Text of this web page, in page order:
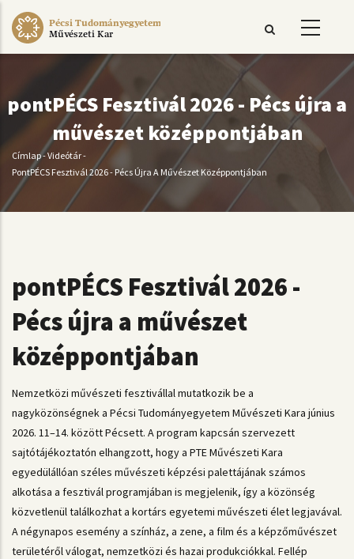
Ugrás
Pécsi Tudományegyetem
Művészeti Kar
pontPÉCS Fesztivál 2026 - Pécs újra a
művészet középpontjában
Morzsa
Címlap-Videótár-
PontPÉCS Fesztivál 2026 - Pécs Újra A Művészet Középpontjában
pontPÉCS Fesztivál 2026 -
Pécs újra a művészet
középpontjában
Nemzetközi művészeti fesztivállal mutatkozik be a
nagyközönségnek a Pécsi Tudományegyetem Művészeti Kara június
2026. 11–14. között Pécsett. A program kapcsán szervezett
sajtótájékoztatón elhangzott, hogy a PTE Művészeti Kara
egyedülállóan széles művészeti képzési palettájának számos
alkotása a fesztivál programjában is megjelenik, így a közönség
közvetlenül találkozhat a kortárs egyetemi művészeti élet legjavával.
A négynapos esemény a színház, a zene, a film és a képzőművészet
területéről válogat, nemzetközi és hazai produkciókkal. Fellép